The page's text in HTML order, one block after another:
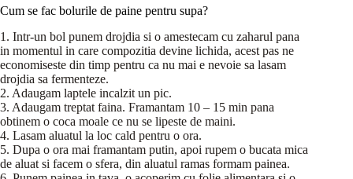
Cum se fac bolurile de paine pentru supa?
1. Intr-un bol punem drojdia si o amestecam cu zaharul pana
in momentul in care compozitia devine lichida, acest pas ne
economiseste din timp pentru ca nu mai e nevoie sa lasam
drojdia sa fermenteze.
2. Adaugam laptele incalzit un pic.
3. Adaugam treptat faina. Framantam 10 – 15 min pana
obtinem o coca moale ce nu se lipeste de maini.
4. Lasam aluatul la loc cald pentru o ora.
5. Dupa o ora mai framantam putin, apoi rupem o bucata mica
de aluat si facem o sfera, din aluatul ramas formam painea.